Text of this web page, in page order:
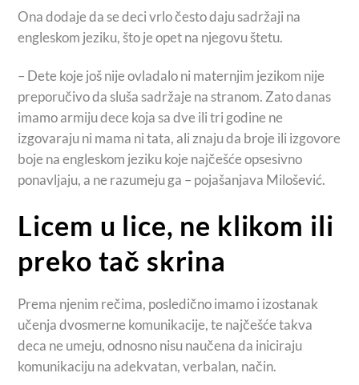
Ona dodaje da se deci vrlo često daju sadržaji na
engleskom jeziku, što je opet na njegovu štetu.
– Dete koje još nije ovladalo ni maternjim jezikom nije
preporučivo da sluša sadržaje na stranom. Zato danas
imamo armiju dece koja sa dve ili tri godine ne
izgovaraju ni mama ni tata, ali znaju da broje ili izgovore
boje na engleskom jeziku koje najčešće opsesivno
ponavljaju, a ne razumeju ga – pojašanjava Milošević.
Licem u lice, ne klikom ili
preko tač skrina
Prema njenim rečima, posledično imamo i izostanak
učenja dvosmerne komunikacije, te najčešće takva
deca ne umeju, odnosno nisu naučena da iniciraju
komunikaciju na adekvatan, verbalan, način.